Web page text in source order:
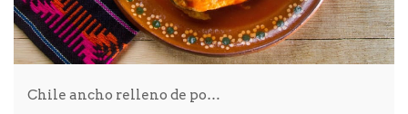
Chile ancho relleno de po…